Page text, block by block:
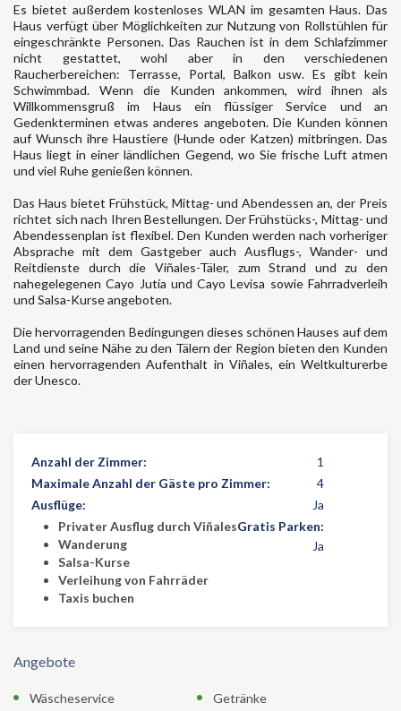
Es bietet außerdem kostenloses WLAN im gesamten Haus. Das
Haus verfügt über Möglichkeiten zur Nutzung von Rollstühlen für
eingeschränkte Personen. Das Rauchen ist in dem Schlafzimmer
nicht gestattet, wohl aber in den verschiedenen
Raucherbereichen: Terrasse, Portal, Balkon usw. Es gibt kein
Schwimmbad. Wenn die Kunden ankommen, wird ihnen als
Willkommensgruß im Haus ein flüssiger Service und an
Gedenkterminen etwas anderes angeboten. Die Kunden können
auf Wunsch ihre Haustiere (Hunde oder Katzen) mitbringen. Das
Haus liegt in einer ländlichen Gegend, wo Sie frische Luft atmen
und viel Ruhe genießen können.
Das Haus bietet Frühstück, Mittag- und Abendessen an, der Preis
richtet sich nach Ihren Bestellungen. Der Frühstücks-, Mittag- und
Abendessenplan ist flexibel. Den Kunden werden nach vorheriger
Absprache mit dem Gastgeber auch Ausflugs-, Wander- und
Reitdienste durch die Viñales-Täler, zum Strand und zu den
nahegelegenen Cayo Jutía und Cayo Levisa sowie Fahrradverleih
und Salsa-Kurse angeboten.
Die hervorragenden Bedingungen dieses schönen Hauses auf dem
Land und seine Nähe zu den Tälern der Region bieten den Kunden
einen hervorragenden Aufenthalt in Viñales, ein Weltkulturerbe
der Unesco.
Anzahl der Zimmer:
1
Maximale Anzahl der Gäste pro Zimmer:
4
Ausflüge:
Ja
Privater Ausflug durch Viñales
Wanderung
Salsa-Kurse
Verleihung von Fahrräder
Taxis buchen
Gratis Parken:
Ja
Angebote
Wäscheservice
Getränke